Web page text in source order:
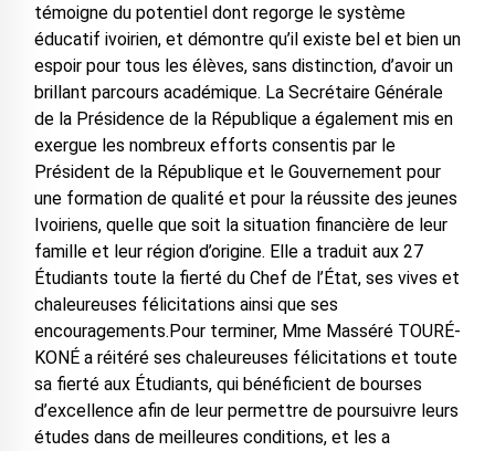
témoigne du potentiel dont regorge le système
éducatif ivoirien, et démontre qu’il existe bel et bien un
espoir pour tous les élèves, sans distinction, d’avoir un
brillant parcours académique. La Secrétaire Générale
de la Présidence de la République a également mis en
exergue les nombreux efforts consentis par le
Président de la République et le Gouvernement pour
une formation de qualité et pour la réussite des jeunes
Ivoiriens, quelle que soit la situation financière de leur
famille et leur région d’origine. Elle a traduit aux 27
Étudiants toute la fierté du Chef de l’État, ses vives et
chaleureuses félicitations ainsi que ses
encouragements.Pour terminer, Mme Masséré TOURÉ-
KONÉ a réitéré ses chaleureuses félicitations et toute
sa fierté aux Étudiants, qui bénéficient de bourses
d’excellence afin de leur permettre de poursuivre leurs
études dans de meilleures conditions, et les a